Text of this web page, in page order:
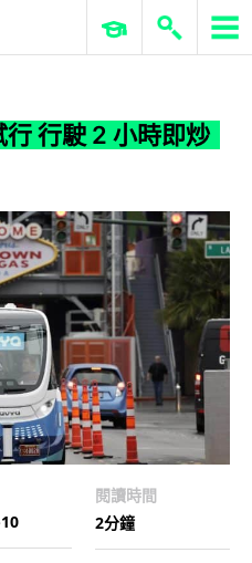
試行 行駛 2 小時即炒車
ERP 與商業 AI
行駛 2 小時即炒
閱讀時間
2分鐘